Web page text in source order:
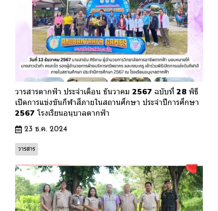
วารสารตากฟ้า ประจำเดือน ธันวาคม 2567 ฉบับที่ 28 พิธี
เปิดการแข่งขันกีฬาสีภายในสถานศึกษา ประจำปีการศึกษา
2567 โรงเรียนอนุบาลตากฟ้า
23 ธ.ค. 2024
วารสาร